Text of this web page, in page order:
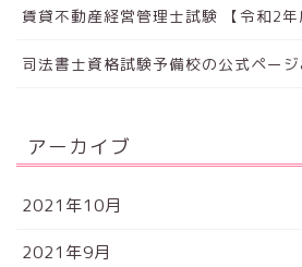
賃貸不動産経営管理士試験 【令和2
司法書士資格試験予備校の公式ペー
アーカイブ
2021年10月
2021年9月